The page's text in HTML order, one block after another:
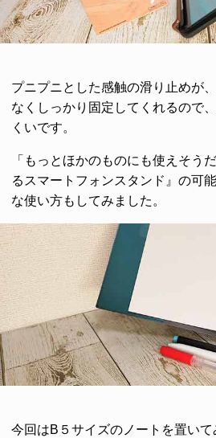
プニプニとした感触の滑り止めが
なくしっかり固定してくれるので
くいです。
「もっとほかのものにも使えそう
るスマートフォンスタンド』の可
な使い方もしてみました。
今回はB５サイズのノートを置い